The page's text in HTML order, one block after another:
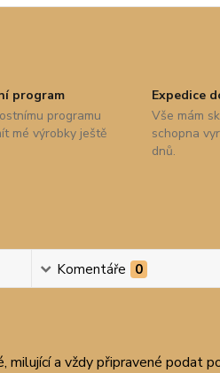
program
programu
mé výrobky ještě
Expedice
Vše mám
schopna
dnů.
Komentáře 0
a vždy připravené podat